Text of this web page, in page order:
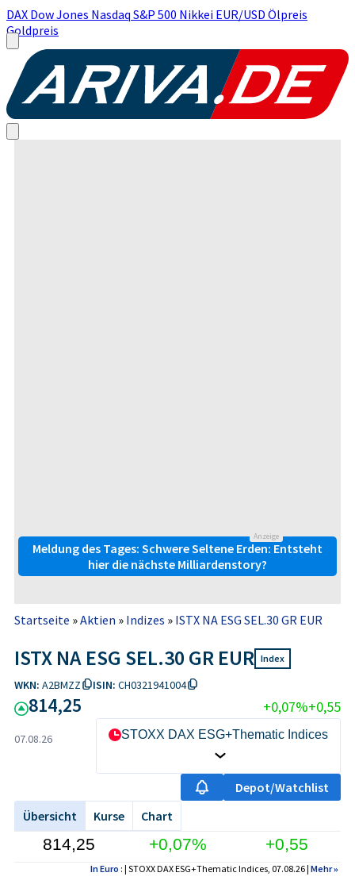
DAX Dow Jones Nasdaq S&P 500 Nikkei EUR/USD Ölpreis
Goldpreis
Anzeige
Meldung des Tages: Schwere Seltene Erden: Entsteht
hier die nächste Milliardenstory?
Startseite »Aktien » Indizes » ISTX NA ESG SEL.30 GR EUR
ISTX NA ESG SEL.30 GR EUR Index
WKN: A2BMZZ ISIN: CH0321941004
814,25 +0,07%+0,55
07.08.26 STOXX DAX ESG+Thematic Indices
Depot/Watchlist
Übersicht
Kurse Chart
814,25 +0,07% +0,55
In Euro : | STOXX DAX ESG+Thematic Indices, 07.08.26 | Mehr»